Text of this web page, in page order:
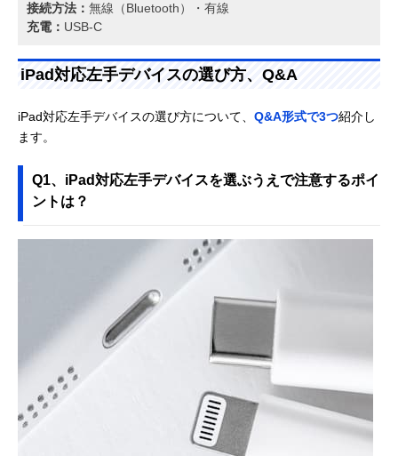
接続方法： 無線（Bluetooth）・有線
充電： USB-C
iPad対応左手デバイスの選び方、Q&A
iPad対応左手デバイスの選び方について、 Q&A形式で3つ紹介し
ます。
Q1、iPad対応左手デバイスを選ぶうえで注意するポイ
ントは？